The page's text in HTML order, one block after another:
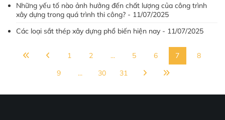
Những yếu tố nào ảnh hưởng đến chất lượng của công trình
xây dựng trong quá trình thi công? - 11/07/2025
Các loại sắt thép xây dựng phổ biến hiện nay - 11/07/2025
1 2 ... 5 6 7
8
9
... 30 31